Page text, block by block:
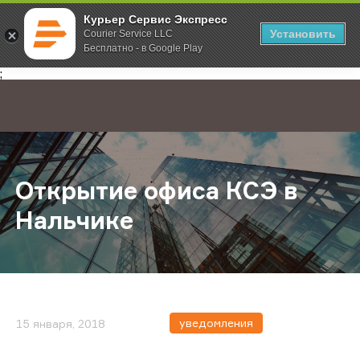
Курьер Сервис Экспресс
Courier Service LLC
Бесплатно - в Google Play
Установить
;
Главная О компании Новости Открытие офиса КСЭ в Нальчике
Открытие офиса КСЭ в
Нальчике
15 января, 2018 уведомления